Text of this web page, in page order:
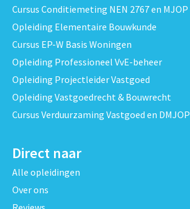
Cursus Conditiemeting NEN 2767 en MJOP
Opleiding Elementaire Bouwkunde
Cursus EP-W Basis Woningen
Opleiding Professioneel VvE-beheer
Opleiding Projectleider Vastgoed
Opleiding Vastgoedrecht & Bouwrecht
Cursus Verduurzaming Vastgoed en DMJOP
Direct naar
Alle opleidingen
Over ons